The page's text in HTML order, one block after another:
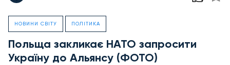
НОВИНИ СВІТУ ПОЛІТИКА
Польща закликає НАТО запросити
Україну до Альянсу (ФОТО)